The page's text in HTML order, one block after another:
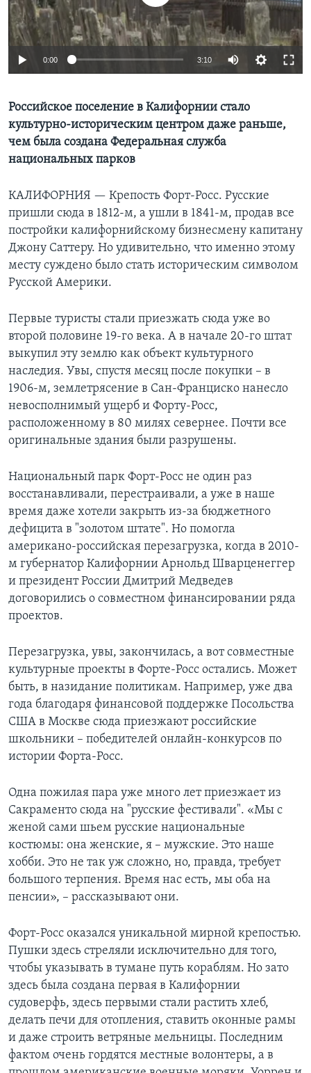
Learning English
СОЦИАЛЬНЫЕ СЕТИ
Языки
0:00 3:10
Российское поселение в Калифорнии стало
культурно-историческим центром даже раньше,
чем была создана Федеральная служба
национальных парков
КАЛИФОРНИЯ — Крепость Форт-Росс. Русские
пришли сюда в 1812-м, а ушли в 1841-м, продав все
постройки калифорнийскому бизнесмену капитану
Джону Саттеру. Но удивительно, что именно этому
месту суждено было стать историческим символом
Русской Америки.
Первые туристы стали приезжать сюда уже во
второй половине 19-го века. А в начале 20-го штат
выкупил эту землю как объект культурного
наследия. Увы, спустя месяц после покупки – в
1906-м, землетрясение в Сан-Франциско нанесло
невосполнимый ущерб и Форту-Росс,
расположенному в 80 милях севернее. Почти все
оригинальные здания были разрушены.
Национальный парк Форт-Росс не один раз
восстанавливали, перестраивали, а уже в наше
время даже хотели закрыть из-за бюджетного
дефицита в "золотом штате". Но помогла
американо-российская перезагрузка, когда в 2010-
м губернатор Калифорнии Арнольд Шварценеггер
и президент России Дмитрий Медведев
договорились о совместном финансировании ряда
проектов.
Перезагрузка, увы, закончилась, а вот совместные
культурные проекты в Форте-Росс остались. Может
быть, в назидание политикам. Например, уже два
года благодаря финансовой поддержке Посольства
США в Москве сюда приезжают российские
школьники – победителей онлайн-конкурсов по
истории Форта-Росс.
Одна пожилая пара уже много лет приезжает из
Сакраменто сюда на "русские фестивали". «Мы с
женой сами шьем русские национальные
костюмы: она женские, я – мужские. Это наше
хобби. Это не так уж сложно, но, правда, требует
большого терпения. Время нас есть, мы оба на
пенсии», – рассказывают они.
Форт-Росс оказался уникальной мирной крепостью.
Пушки здесь стреляли исключительно для того,
чтобы указывать в тумане путь кораблям. Но зато
здесь была создана первая в Калифорнии
судоверфь, здесь первыми стали растить хлеб,
делать печи для отопления, ставить оконные рамы
и даже строить ветряные мельницы. Последним
фактом очень гордятся местные волонтеры, а в